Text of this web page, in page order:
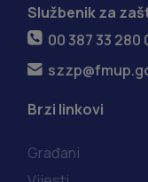
Službenik za
00 387 33
Brzi linkovi
Građani